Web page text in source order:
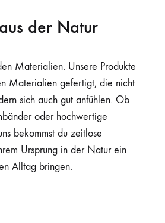
der Natur
Materialien. Unsere Produkte
Materialien gefertigt, die nicht
sich auch gut anfühlen. Ob
oder hochwertige
bekommst du zeitlose
Ursprung in der Natur ein
Alltag bringen.